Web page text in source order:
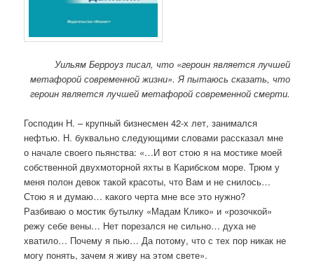
Уильям Берроуз писал, что «героин является лучшей
метафорой современной жизни». Я пытаюсь сказать, что
героин является лучшей метафорой современной смерти.
Господин Н. – крупный бизнесмен 42-х лет, занимался
нефтью. Н. буквально следующими словами рассказал мне
о начале своего пьянства: «…И вот стою я на мостике моей
собственной двухмоторной яхты в Карибском море. Трюм у
меня полон девок такой красоты, что Вам и не снилось…
Стою я и думаю… какого черта мне все это нужно?
Разбиваю о мостик бутылку «Мадам Клико» и «розочкой»
режу себе вены… Нет порезался не сильно… духа не
хватило… Почему я пью… Да потому, что с тех пор никак не
могу понять, зачем я живу на этом свете».